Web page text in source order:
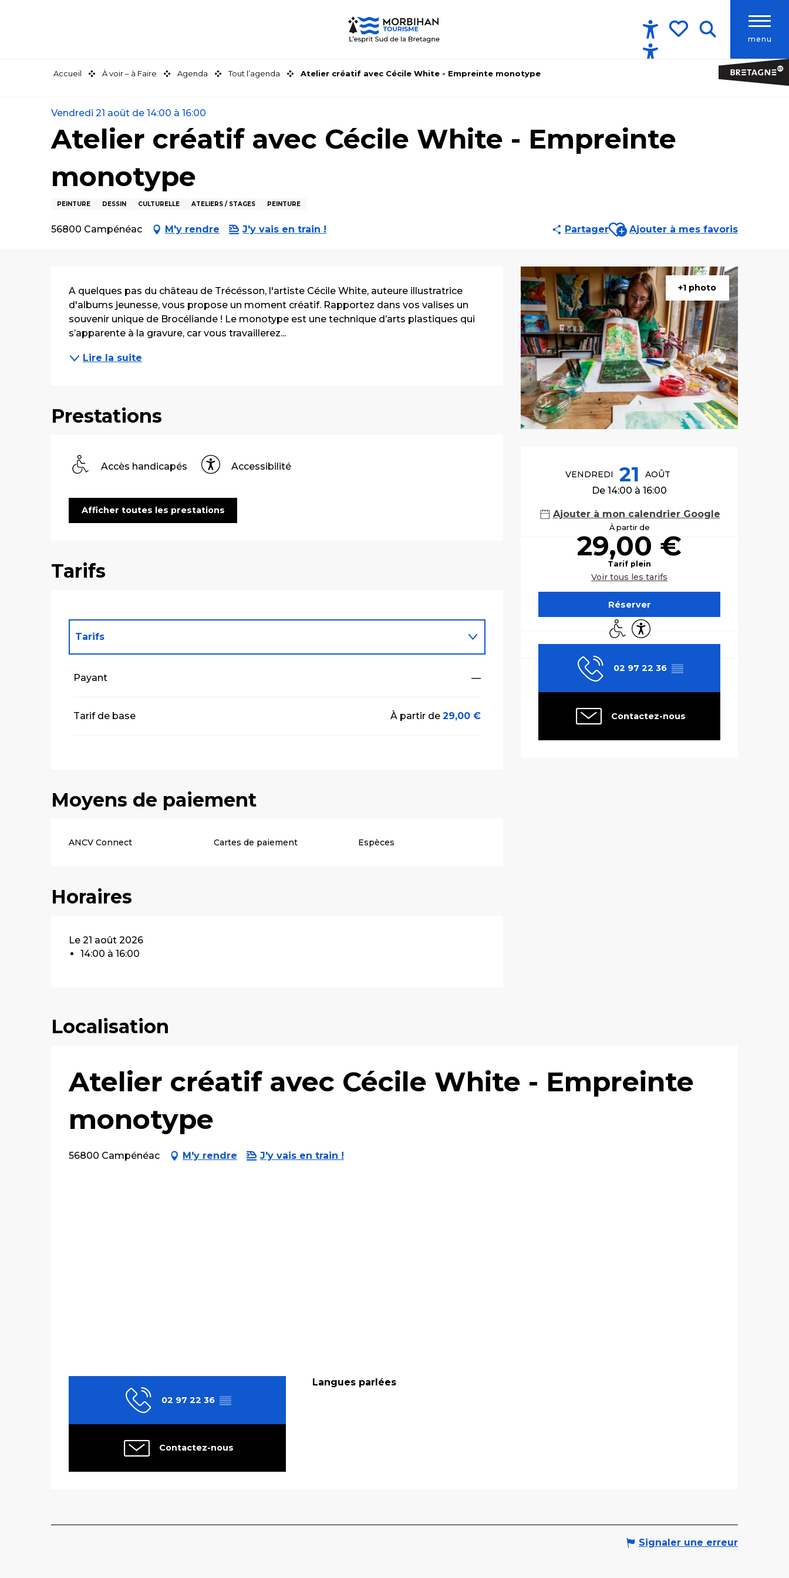
menu
Accessibilité
Accueil À voir – à Faire Agenda Tout l’agenda Atelier créatif avec Cécile White - Empreinte monotype
Vendredi 21 août de 14:00 à 16:00
Atelier créatif avec Cécile White - Empreinte
monotype
PEINTURE DESSIN CULTURELLE ATELIERS / STAGES PEINTURE
56800 Campénéac M'y rendre J'y vais en train ! PartagerAjouter aux favoris
Ajouter à mes favoris
+1 photo
Ouverture et
VENDREDI 21 AOÛT
De 14:00 à 16:00
Ajouter à mon calendrier Google
À partir de
29,00 €
Tarif plein
Voir tous les tarifs
Réserver
Accès handicapés
Accessibilité
02 97 22 36 ▒▒
Contactez-nous
Description
A quelques pas du château de Trécésson, l'artiste Cécile White, auteure illustratrice
d'albums jeunesse, vous propose un moment créatif. Rapportez dans vos valises un
souvenir unique de Brocéliande ! Le monotype est une technique d’arts plastiques qui
s’apparente à la gravure, car vous travaillerez...
Lire la suite
Prestations
Accès handicapés Accessibilité
Afficher toutes les prestations
Tarifs
Tarifs
Payant —
Tarif de base À partir de29,00 €
Moyens de paiement
ANCV Connect Cartes de paiement Espèces
Horaires
Le 21 août 2026
14:00 à 16:00
Localisation
Atelier créatif avec Cécile White - Empreinte
monotype
56800 Campénéac M'y rendre J'y vais en train !
02 97 22 36 ▒▒
Contactez-nous
Langues parlées
Langues parlées
Signaler une erreur